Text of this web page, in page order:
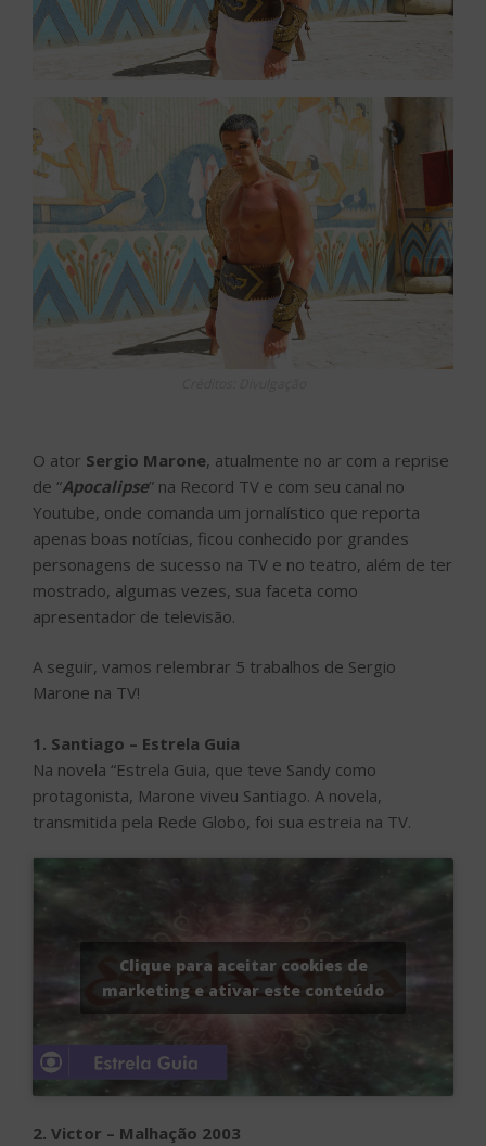
O ator Sergio Marone, atualmente no ar com a reprise
de “Apocalipse” na Record TV e com seu canal no
Youtube, onde comanda um jornalístico que reporta
apenas boas notícias, ficou conhecido por grandes
personagens de sucesso na TV e no teatro, além de ter
mostrado, algumas vezes, sua faceta como
apresentador de televisão.
A seguir, vamos relembrar 5 trabalhos de Sergio
Marone na TV!
1. Santiago – Estrela Guia
Na novela “Estrela Guia, que teve Sandy como
protagonista, Marone viveu Santiago. A novela,
transmitida pela Rede Globo, foi sua estreia na TV.
Clique para aceitar cookies de
marketing e ativar este conteúdo
2. Victor – Malhação 2003